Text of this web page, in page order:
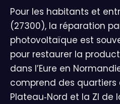
Pour les habitants et
(27300), la réparation
photovoltaïque est
pour restaurer la
dans l’Eure en
comprend des quartiers
Plateau‑Nord et la ZI de